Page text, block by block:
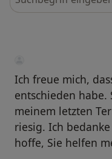
Ich freue mich,
entschieden habe.
meinem letzten
riesig. Ich
hoffe, Sie helfen